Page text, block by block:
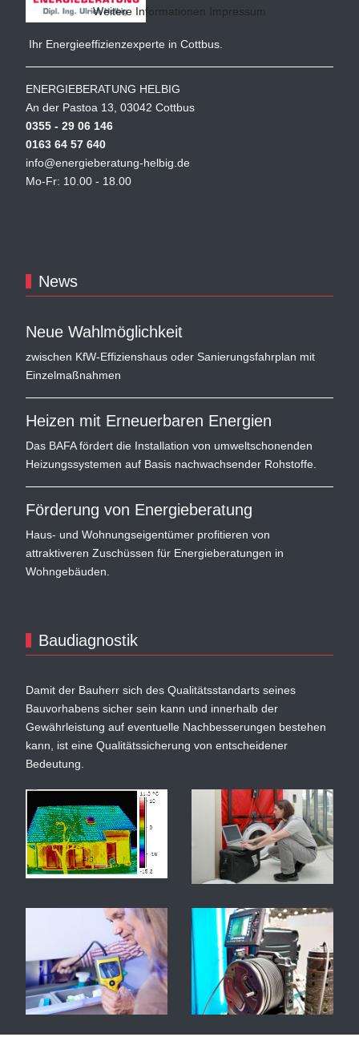
Ihr Energieeffizienzexperte in Cottbus.
ENERGIEBERATUNG HELBIG
An der Pastoa 13, 03042 Cottbus
0355 - 29 06 146
0163 64 57 640
info@energieberatung-helbig.de
Mo-Fr: 10.00 - 18.00
News
Neue Wahlmöglichkeit
zwischen KfW-Effizienshaus oder Sanierungsfahrplan mit
Einzelmaßnahmen
Heizen mit Erneuerbaren Energien
Das BAFA fördert die Installation von umweltschonenden
Heizungssystemen auf Basis nachwachsender Rohstoffe.
Förderung von Energieberatung
Haus- und Wohnungseigentümer profitieren von
attraktiveren Zuschüssen für Energieberatungen in
Wohngebäuden.
Baudiagnostik
Damit der Bauherr sich des Qualitätsstandarts seines
Bauvorhabens sicher sein kann und innerhalb der
Gewährleistung auf eventuelle Nachbesserungen bestehen
kann, ist eine Qualitätssicherung von entscheidener
Bedeutung.
Weitere Informationen Impressum